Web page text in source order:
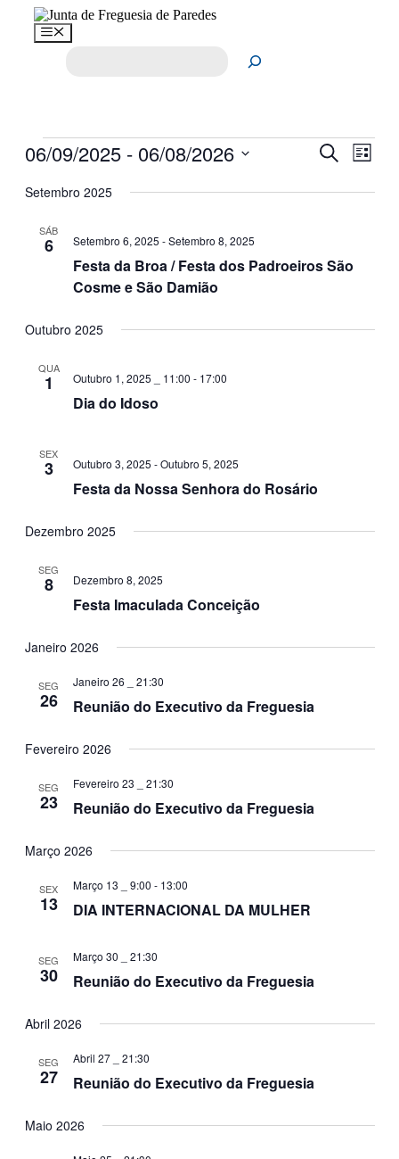
Saltar
Menu
Eventos
pesquisa
de
Pesquisar
Lista
06/09/2025 - 06/08/2026
a
Setembro 2025
SÁB
6
Festa da Broa / Festa dos Padroeiros São
Cosme e São Damião
Setembro 6, 2025 -Setembro 8, 2025
Outubro 2025
QUA
1
Dia do Idoso
Outubro 1, 2025 _ 11:00 - 17:00
SEX
3
Festa da Nossa Senhora do Rosário
Outubro 3, 2025 -Outubro 5, 2025
Dezembro 2025
SEG
8
Festa Imaculada Conceição
Dezembro 8, 2025
Janeiro 2026
SEG
26 Reunião do Executivo da Freguesia
Janeiro 26 _ 21:30
Fevereiro 2026
SEG
23 Reunião do Executivo da Freguesia
Fevereiro 23 _ 21:30
Março 2026
SEX
13 DIA INTERNACIONAL DA MULHER
Março 13 _ 9:00 - 13:00
SEG
30 Reunião do Executivo da Freguesia
Março 30 _ 21:30
Abril 2026
SEG
27 Reunião do Executivo da Freguesia
Abril 27 _ 21:30
Maio 2026